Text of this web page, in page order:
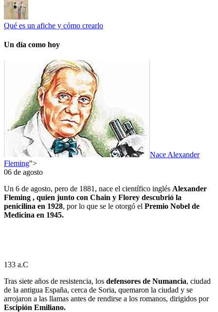
Qué es un afiche y cómo crearlo
Un día como hoy
Nace Alexander
Fleming">
06 de agosto
Un 6 de agosto, pero de 1881, nace el científico inglés Alexander
Fleming , quien junto con Chain y Florey descubrió la
penicilina en 1928, por lo que se le otorgó el Premio Nobel de
Medicina en 1945.
133 a.C
Tras siete años de resistencia, los defensores de Numancia, ciudad
de la antigua España, cerca de Soria, quemaron la ciudad y se
arrojaron a las llamas antes de rendirse a los romanos, dirigidos por
Escipión Emiliano.